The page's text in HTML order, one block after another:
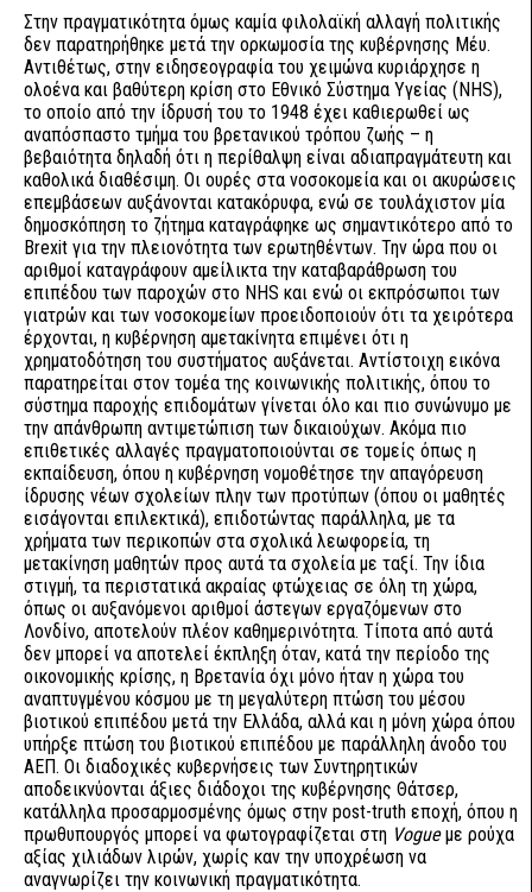
Στην πραγματικότητα όμως καμία φιλολαϊκή αλλαγή πολιτικής
δεν παρατηρήθηκε μετά την ορκωμοσία της κυβέρνησης Μέυ.
Αντιθέτως, στην ειδησεογραφία του χειμώνα κυριάρχησε η
ολοένα και βαθύτερη κρίση στο Εθνικό Σύστημα Υγείας (NHS),
το οποίο από την ίδρυσή του το 1948 έχει καθιερωθεί ως
αναπόσπαστο τμήμα του βρετανικού τρόπου ζωής – η
βεβαιότητα δηλαδή ότι η περίθαλψη είναι αδιαπραγμάτευτη και
καθολικά διαθέσιμη. Οι ουρές στα νοσοκομεία και οι ακυρώσεις
επεμβάσεων αυξάνονται κατακόρυφα, ενώ σε τουλάχιστον μία
δημοσκόπηση το ζήτημα καταγράφηκε ως σημαντικότερο από το
Brexit για την πλειονότητα των ερωτηθέντων. Την ώρα που οι
αριθμοί καταγράφουν αμείλικτα την καταβαράθρωση του
επιπέδου των παροχών στο NHS και ενώ οι εκπρόσωποι των
γιατρών και των νοσοκομείων προειδοποιούν ότι τα χειρότερα
έρχονται, η κυβέρνηση αμετακίνητα επιμένει ότι η
χρηματοδότηση του συστήματος αυξάνεται. Αντίστοιχη εικόνα
παρατηρείται στον τομέα της κοινωνικής πολιτικής, όπου το
σύστημα παροχής επιδομάτων γίνεται όλο και πιο συνώνυμο με
την απάνθρωπη αντιμετώπιση των δικαιούχων. Ακόμα πιο
επιθετικές αλλαγές πραγματοποιούνται σε τομείς όπως η
εκπαίδευση, όπου η κυβέρνηση νομοθέτησε την απαγόρευση
ίδρυσης νέων σχολείων πλην των προτύπων (όπου οι μαθητές
εισάγονται επιλεκτικά), επιδοτώντας παράλληλα, με τα
χρήματα των περικοπών στα σχολικά λεωφορεία, τη
μετακίνηση μαθητών προς αυτά τα σχολεία με ταξί. Την ίδια
στιγμή, τα περιστατικά ακραίας φτώχειας σε όλη τη χώρα,
όπως οι αυξανόμενοι αριθμοί άστεγων εργαζόμενων στο
Λονδίνο, αποτελούν πλέον καθημερινότητα. Τίποτα από αυτά
δεν μπορεί να αποτελεί έκπληξη όταν, κατά την περίοδο της
οικονομικής κρίσης, η Βρετανία όχι μόνο ήταν η χώρα του
αναπτυγμένου κόσμου με τη μεγαλύτερη πτώση του μέσου
βιοτικού επιπέδου μετά την Ελλάδα, αλλά και η μόνη χώρα όπου
υπήρξε πτώση του βιοτικού επιπέδου με παράλληλη άνοδο του
ΑΕΠ. Οι διαδοχικές κυβερνήσεις των Συντηρητικών
αποδεικνύονται άξιες διάδοχοι της κυβέρνησης Θάτσερ,
κατάλληλα προσαρμοσμένης όμως στην post-truth εποχή, όπου η
πρωθυπουργός μπορεί να φωτογραφίζεται στη Vogueμε ρούχα
αξίας χιλιάδων λιρών, χωρίς καν την υποχρέωση να
αναγνωρίζει την κοινωνική πραγματικότητα.